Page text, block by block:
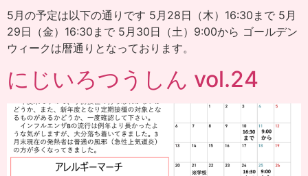
5月の予定は以下の通りです 5月28日（木）16:30まで 5月
29日（金）16:30まで 5月30日（土）9:00から ゴールデン
ウィークは暦通りとなっております。
にじいろつうしん vol.24